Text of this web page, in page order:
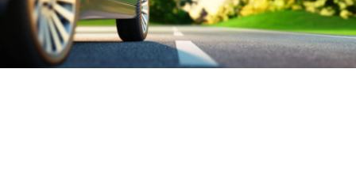
Bestel voordelig banden online
Gratis bezorgd of montage bij jou in de buurt
Seizoen:
Merken: